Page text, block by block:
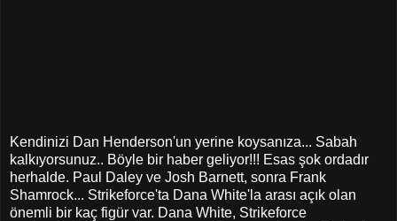
Kendinizi Dan Henderson'un yerine koysanıza... Sabah
kalkıyorsunuz.. Böyle bir haber geliyor!!! Esas şok ordadır
herhalde. Paul Daley ve Josh Barnett, sonra Frank
Shamrock... Strikeforce'ta Dana White'la arası açık olan
önemli bir kaç figür var. Dana White, Strikeforce